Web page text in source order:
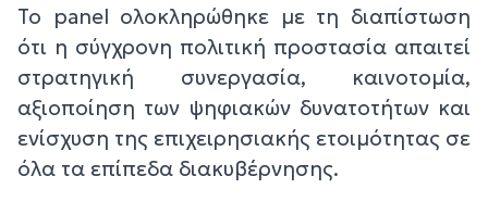
Το panel ολοκληρώθηκε με τη διαπίστωση
ότι η σύγχρονη πολιτική προστασία απαιτεί
στρατηγική συνεργασία, καινοτομία,
αξιοποίηση των ψηφιακών δυνατοτήτων και
ενίσχυση της επιχειρησιακής ετοιμότητας σε
όλα τα επίπεδα διακυβέρνησης.